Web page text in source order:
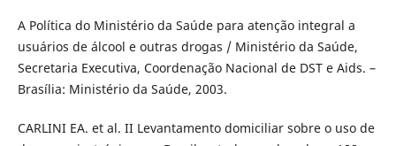
A Política do Ministério da Saúde para atenção integral a
usuários de álcool e outras drogas / Ministério da Saúde,
Secretaria Executiva, Coordenação Nacional de DST e Aids. –
Brasília: Ministério da Saúde, 2003.
CARLINI EA. et al. II Levantamento domiciliar sobre o uso de